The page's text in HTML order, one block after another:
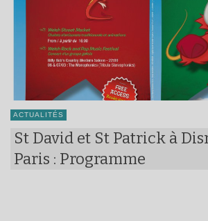
ACTUALITÉS
St David et St Patrick à
Paris : Programme